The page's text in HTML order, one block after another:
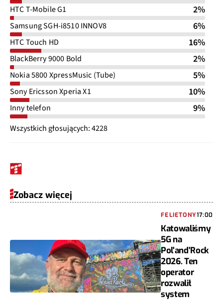
HTC T-Mobile G1 2%
Samsung SGH-i8510 INNOV8 6%
HTC Touch HD 16%
BlackBerry 9000 Bold 2%
Nokia 5800 XpressMusic (Tube) 5%
Sony Ericsson Xperia X1 10%
Inny telefon 9%
Wszystkich głosujących: 4228
Zobacz więcej
FELIETONY17:00
Katowaliśmy
5G na
Pol'and'Rock
2026. Ten
operator
rozwalił
system